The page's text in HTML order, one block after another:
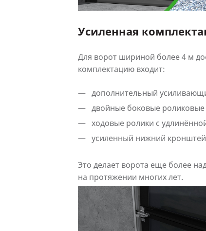
Усиленная
Для ворот шириной более 4 м
комплектацию входит:
дополнительный
двойные боковые
ходовые ролики с
усиленный нижний
Это делает ворота еще более
на протяжении многих лет.